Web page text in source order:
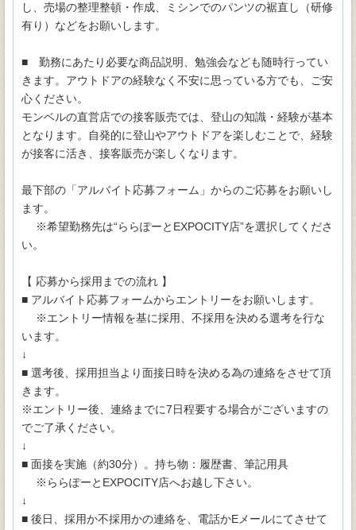
し、売場の整理整頓・作成、ミシンでのパンツの裾直し（研修
有り）などをお願いします。
■ 勤務にあたり必要な商品説明、勉強会なども随時行ってい
きます。アウトドアの経験なく不安に思っている方でも、ご安
心ください。
モンベルの直営店での接客販売では、登山の知識・経験が基本
となります。自発的に登山やアウトドアを楽しむことで、経験
が接客に活き、接客販売が楽しくなります。
最下部の「アルバイト応募フォーム」からのご応募をお願いし
ます。
※希望勤務先は“ららぽーとEXPOCITY店”を選択してくださ
い。
【 応募から採用までの流れ 】
■ アルバイト応募フォームからエントリーをお願いします。
※エントリー情報を基に採用、不採用を決める選考を行な
います。
↓
■ 選考後、採用担当より面接日時を決める為の連絡をさせて頂
きます。
※エントリー後、連絡までに7日程要する場合がございますの
でご了承ください。
↓
■ 面接を実施（約30分）。持ち物：履歴書、筆記用具
※ららぽーとEXPOCITY店へお越し下さい。
↓
■ 後日、採用か不採用かの連絡を、電話かEメールにてさせて